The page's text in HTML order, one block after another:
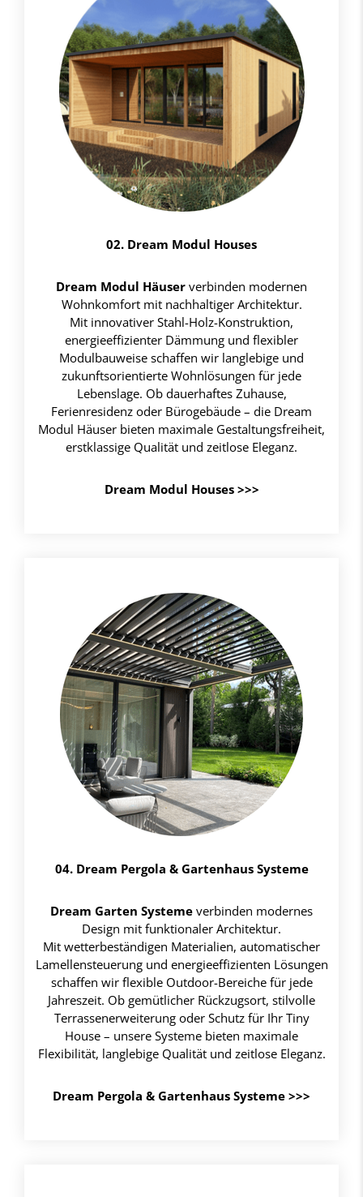
02. Dream Modul Houses
Dream Modul Häuserverbinden modernen
Wohnkomfort mit nachhaltiger Architektur.
Mit innovativer Stahl-Holz-Konstruktion,
energieeffizienter Dämmung und flexibler
Modulbauweise schaffen wir langlebige und
zukunftsorientierte Wohnlösungen für jede
Lebenslage. Ob dauerhaftes Zuhause,
Ferienresidenz oder Bürogebäude – die Dream
Modul Häuser bieten maximale Gestaltungsfreiheit,
erstklassige Qualität und zeitlose Eleganz.
Dream Modul Houses >>>
04. Dream Pergola & Gartenhaus Systeme
Dream Garten Systemeverbinden modernes
Design mit funktionaler Architektur.
Mit wetterbeständigen Materialien, automatischer
Lamellensteuerung und energieeffizienten Lösungen
schaffen wir flexible Outdoor-Bereiche für jede
Jahreszeit. Ob gemütlicher Rückzugsort, stilvolle
Terrassenerweiterung oder Schutz für Ihr Tiny
House – unsere Systeme bieten maximale
Flexibilität, langlebige Qualität und zeitlose Eleganz.
Dream Pergola & Gartenhaus Systeme>>>